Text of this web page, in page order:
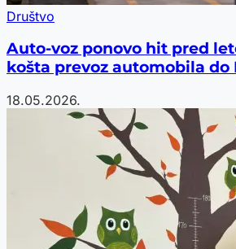
Društvo
Auto-voz ponovo hit pred
košta prevoz automobila do
18.05.2026.